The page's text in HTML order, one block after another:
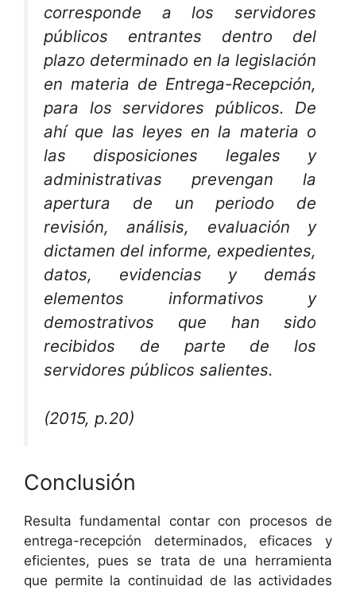
corresponde a los servidores
públicos entrantes dentro del
plazo determinado en la legislación
en materia de Entrega-Recepción,
para los servidores públicos. De
ahí que las leyes en la materia o
las disposiciones legales y
administrativas prevengan la
apertura de un periodo de
revisión, análisis, evaluación y
dictamen del informe, expedientes,
datos, evidencias y demás
elementos informativos y
demostrativos que han sido
recibidos de parte de los
servidores públicos salientes.
(2015, p.20)
Conclusión
Resulta fundamental contar con procesos de
entrega-recepción determinados, eficaces y
eficientes, pues se trata de una herramienta
que permite la continuidad de las actividades